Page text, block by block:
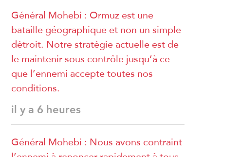
Général Mohebi : Ormuz est une
bataille géographique et non un simple
détroit. Notre stratégie actuelle est de
le maintenir sous contrôle jusqu’à ce
que l’ennemi accepte toutes nos
conditions.
il y a 6 heures
Général Mohebi : Nous avons contraint